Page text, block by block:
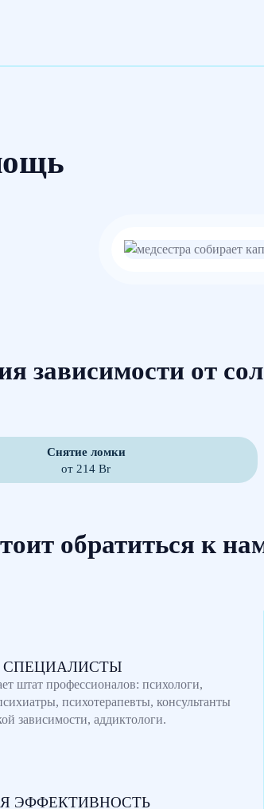
зависимости от
Снятие ломки
от 214 Br
обратиться к
штат профессионалов: психологи,
психотерапевты, консультанты
зависимости, аддиктологи.
ЭФФЕКТИВНОСТЬ